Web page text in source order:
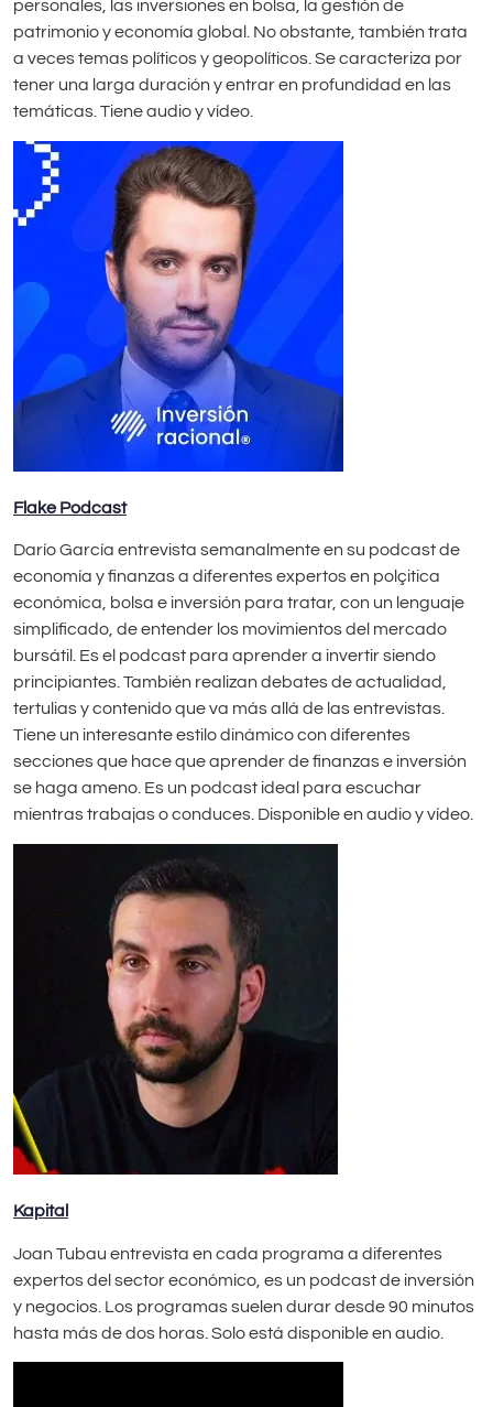
personales, las inversiones en bolsa, la gestión de
patrimonio y economía global. No obstante, también trata
a veces temas políticos y geopolíticos. Se caracteriza por
tener una larga duración y entrar en profundidad en las
temáticas. Tiene audio y vídeo.
Flake Podcast
Darío García entrevista semanalmente en su podcast de
economía y finanzas a diferentes expertos en polçitica
económica, bolsa e inversión para tratar, con un lenguaje
simplificado, de entender los movimientos del mercado
bursátil. Es el podcast para aprender a invertir siendo
principiantes. También realizan debates de actualidad,
tertulias y contenido que va más allá de las entrevistas.
Tiene un interesante estilo dinámico con diferentes
secciones que hace que aprender de finanzas e inversión
se haga ameno. Es un podcast ideal para escuchar
mientras trabajas o conduces. Disponible en audio y vídeo.
Kapital
Joan Tubau entrevista en cada programa a diferentes
expertos del sector económico, es un podcast de inversión
y negocios. Los programas suelen durar desde 90 minutos
hasta más de dos horas. Solo está disponible en audio.